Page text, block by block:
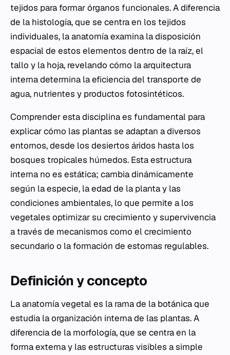
tejidos para formar órganos funcionales. A diferencia
de la histología, que se centra en los tejidos
individuales, la anatomía examina la disposición
espacial de estos elementos dentro de la raíz, el
tallo y la hoja, revelando cómo la arquitectura
interna determina la eficiencia del transporte de
agua, nutrientes y productos fotosintéticos.
Comprender esta disciplina es fundamental para
explicar cómo las plantas se adaptan a diversos
entornos, desde los desiertos áridos hasta los
bosques tropicales húmedos. Esta estructura
interna no es estática; cambia dinámicamente
según la especie, la edad de la planta y las
condiciones ambientales, lo que permite a los
vegetales optimizar su crecimiento y supervivencia
a través de mecanismos como el crecimiento
secundario o la formación de estomas regulables.
Definición y concepto
La anatomía vegetal es la rama de la botánica que
estudia la organización interna de las plantas. A
diferencia de la morfología, que se centra en la
forma externa y las estructuras visibles a simple